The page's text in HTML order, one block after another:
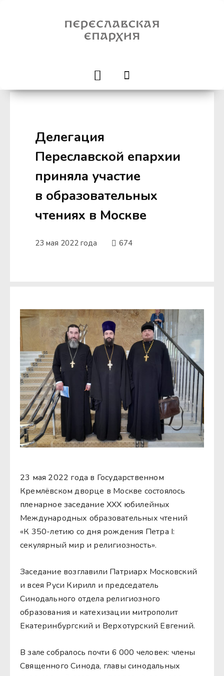
Делегация
Переславской епархии
приняла участие
в образовательных
чтениях в Москве
23 мая 2022 года 674
23 мая 2022 года в Государственном
Кремлёвском дворце в Москве состоялось
пленарное заседание XXХ юбилейных
Международных образовательных чтений
«К 350-летию со дня рождения Петра I:
секулярный мир и религиозность».
Заседание возглавили Патриарх Московский
и всея Руси Кирилл и председатель
Синодального отдела религиозного
образования и катехизации митрополит
Екатеринбургский и Верхотурский Евгений.
В зале собралось почти 6 000 человек: члены
Священного Синода, главы синодальных